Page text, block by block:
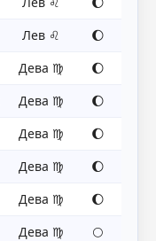
Лев ♌
🌔
Дева ♍
🌔
Дева ♍
🌔
Дева ♍
🌔
Дева ♍
🌔
Дева ♍
🌔
Дева ♍ 🌕